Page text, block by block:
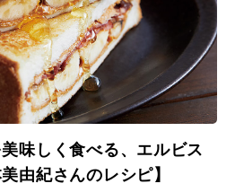
味しく食べる、エルビス
由紀さんのレシピ】